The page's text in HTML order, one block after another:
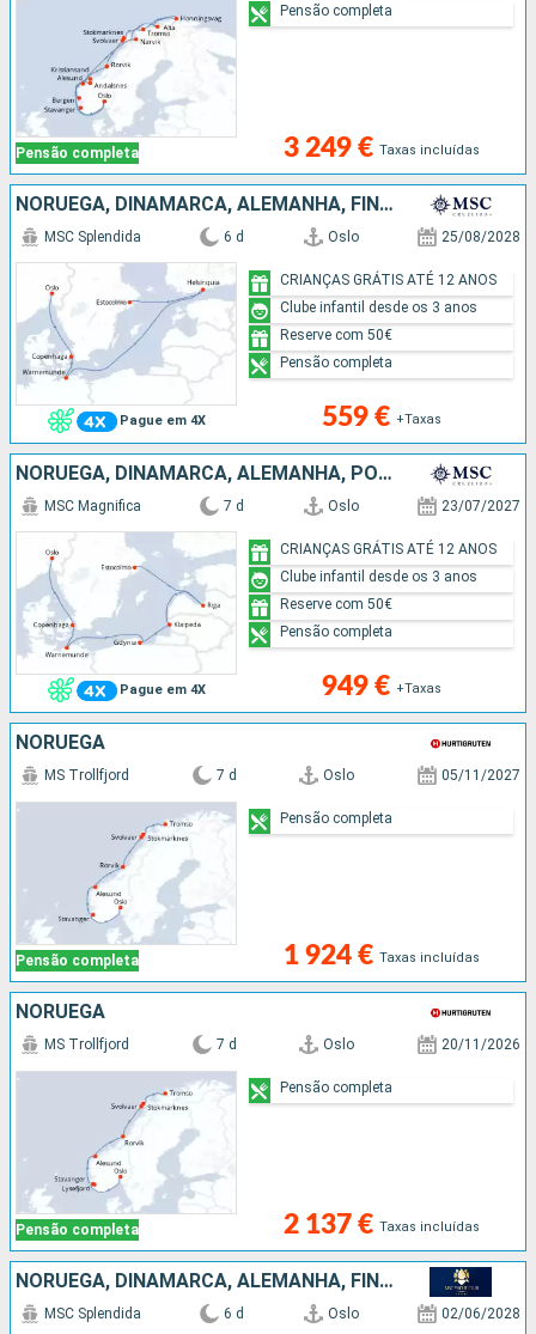
Pensão completa 3 249 € Taxas incluídas
Pensão completa
NORUEGA, DINAMARCA, ALEMANHA, FINLÂNDIA, SUÉCIA
Pague em 4X
MSC Splendida 6 d Oslo 25/08/2028
559 € +Taxas
CRIANÇAS GRÁTIS ATÉ 12 ANOS
Clube infantil desde os 3 anos
Reserve com 50€
Pensão completa
NORUEGA, DINAMARCA, ALEMANHA, POLÓNIA, LETÓNIA, SUÉCIA
Pague em 4X
MSC Magnifica 7 d Oslo 23/07/2027
949 € +Taxas
CRIANÇAS GRÁTIS ATÉ 12 ANOS
Clube infantil desde os 3 anos
Reserve com 50€
Pensão completa
NORUEGA
Pensão completa
MS Trollfjord 7 d Oslo 05/11/2027
1 924 € Taxas incluídas
Pensão completa
NORUEGA
Pensão completa
MS Trollfjord 7 d Oslo 20/11/2026
2 137 € Taxas incluídas
Pensão completa
NORUEGA, DINAMARCA, ALEMANHA, FINLÂNDIA, SUÉCIA
MSC Splendida 6 d Oslo 02/06/2028